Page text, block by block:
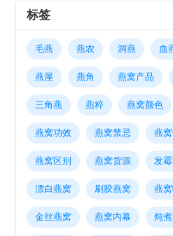
标签
毛燕 燕农 洞燕 血
燕屋 燕角 燕窝产品
三角燕 燕粹 燕窝颜色
燕窝功效 燕窝禁忌 燕
燕窝区别 燕窝货源 发
漂白燕窝 刷胶燕窝 燕
金丝燕窝 燕窝内幕 炖